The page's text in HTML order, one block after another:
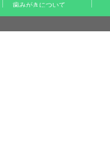
歯みがきについて